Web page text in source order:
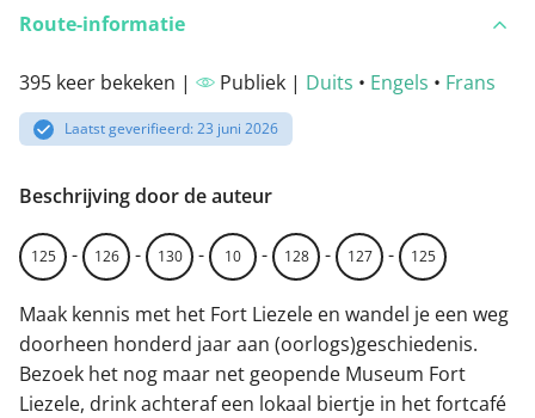
Route-informatie
395 keer bekeken | Publiek | Duits • Engels • Frans
Laatst geverifieerd: 23 juni 2026
Beschrijving door de auteur
125 - 126 - 130 - 10 - 128 - 127 - 125
Maak kennis met het Fort Liezele en wandel je een weg
doorheen honderd jaar aan (oorlogs)geschiedenis.
Bezoek het nog maar net geopende Museum Fort
Liezele, drink achteraf een lokaal biertje in het fortcafé